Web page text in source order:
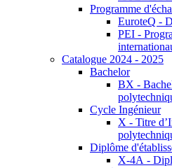
Programme
EuroteQ -
PEI -
Catalogue 2024 - 2025
Bachelor
BX -
Cycle Ingénieur
X - Titre
Diplôme
X-4A -